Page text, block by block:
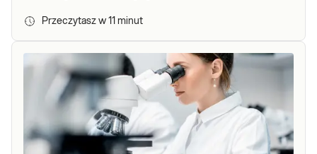
Przeczytasz w 11 minut